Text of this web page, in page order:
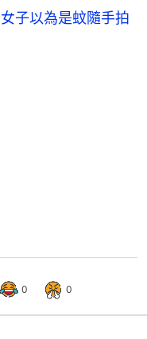
子以為是蚊隨手拍
0 0